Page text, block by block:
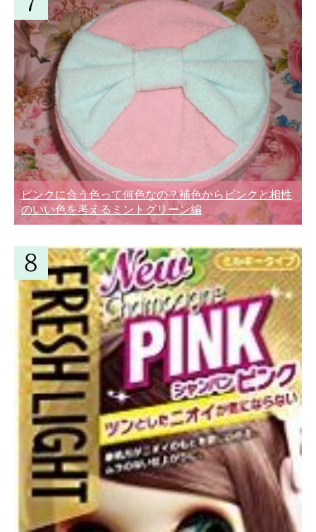
ピンクに合う色って何色なの？補色からピンクと相性
のいい色を考えるミントグリーン編